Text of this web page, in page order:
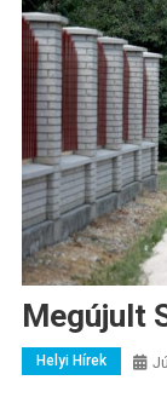
Megújult
Helyi Hírek